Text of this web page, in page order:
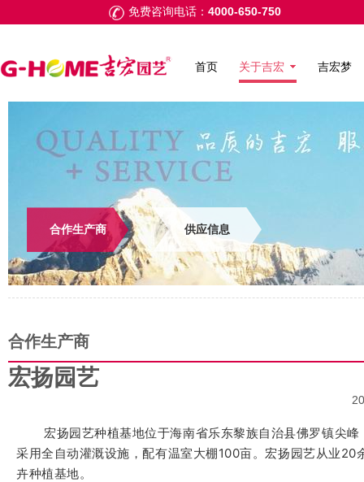
免费咨询电话： 4000-650-750
首页 关于吉宏 吉宏梦
合作生产商 供应信息
合作生产商
宏扬园艺
宏扬园艺种植基地位于海南省乐东黎族自治县佛罗镇尖
采用全自动灌溉设施，配有温室大棚100亩。宏扬园艺从业
卉种植基地。